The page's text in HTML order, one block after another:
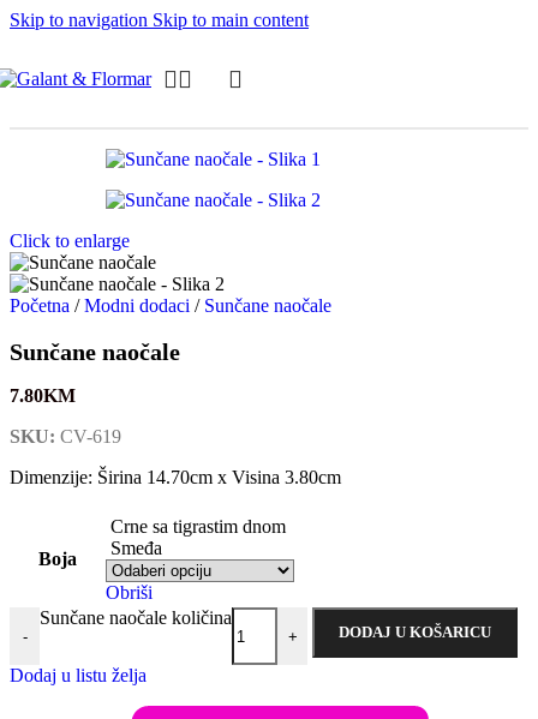
Skip to navigation Skip to main content
Click to enlarge
Početna / Modni dodaci / Sunčane naočale
Sunčane naočale
7.80KM
SKU: CV-619
Dimenzije: Širina 14.70cm x Visina 3.80cm
Boja
Crne sa tigrastim dnom
Smeđa
Obriši
-
Sunčane naočale količina
+ DODAJ U KOŠARICU
Dodaj u listu želja